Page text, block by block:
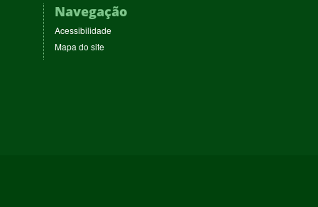
Navegação
Acessibilidade
Mapa do site